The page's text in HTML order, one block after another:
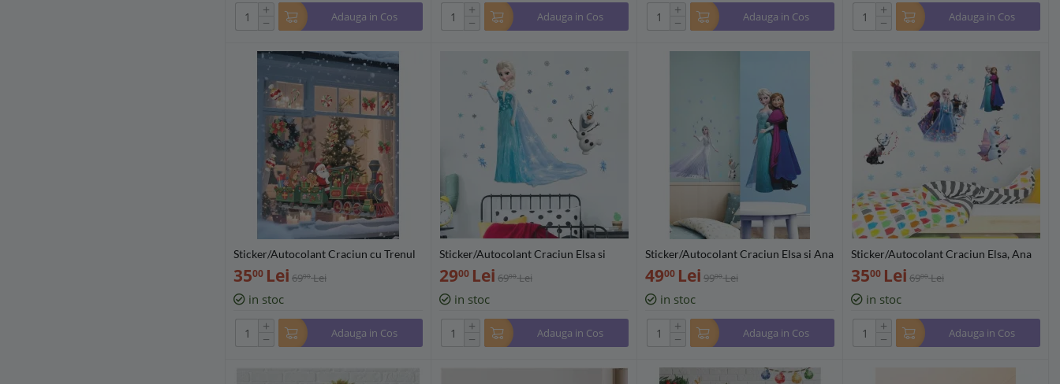
+
− Adauga in Cos +
− Adauga in Cos +
− Adauga in Cos +
− Adauga in Cos
Sticker/Autocolant Craciun cu Trenul
lui Mos Craciu 30x60cm - 200909
3500 Lei 6900 Lei
in stoc
+
− Adauga in Cos
Sticker/Autocolant Craciun Elsa si
Olaf 30x60cm - 726816
2900 Lei 6900 Lei
in stoc
+
− Adauga in Cos
Sticker/Autocolant Craciun Elsa si Ana
- set 2 stickere - 30x60cm - 128915
4900 Lei 9900 Lei
in stoc
+
− Adauga in Cos
Sticker/Autocolant Craciun Elsa, Ana
si prietenii - 775787
3500 Lei 6900 Lei
in stoc
+
− Adauga in Cos